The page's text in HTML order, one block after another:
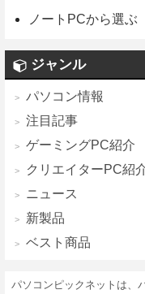
ノートPCから選ぶ
ジャンル
パソコン情報
注目記事
ゲーミングPC紹介
クリエイターPC紹
ニュース
新製品
ベスト商品
パソコンピックネットは、